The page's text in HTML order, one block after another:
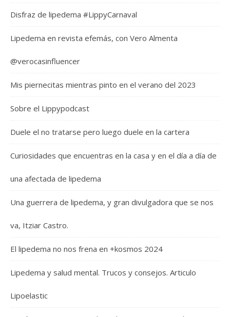
Disfraz de lipedema #LippyCarnaval
Lipedema en revista efemás, con Vero Almenta
@verocasinfluencer
Mis piernecitas mientras pinto en el verano del 2023
Sobre el Lippypodcast
Duele el no tratarse pero luego duele en la cartera
Curiosidades que encuentras en la casa y en el día a día de
una afectada de lipedema
Una guerrera de lipedema, y gran divulgadora que se nos
va, Itziar Castro.
El lipedema no nos frena en +kosmos 2024
Lipedema y salud mental. Trucos y consejos. Articulo
Lipoelastic